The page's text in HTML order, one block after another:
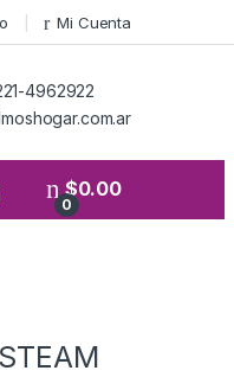
Mi Cuenta
4962922
0
$0.00